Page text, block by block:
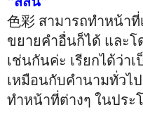
色彩 สามารถทำหน้า
ขยายคำอื่นก็ได้ และ
เช่นกันค่ะ เรียกได้ว่า
เหมือนกับคำนามทั่วไ
ทำหน้าที่ต่างๆ ในประ